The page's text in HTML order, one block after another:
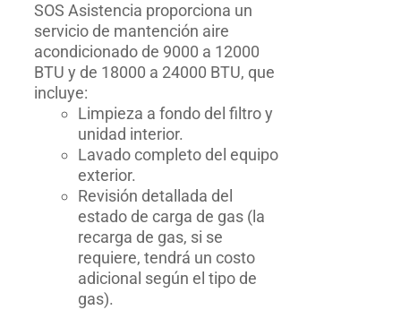
SOS Asistencia proporciona un
servicio de mantención aire
acondicionado de 9000 a 12000
BTU y de 18000 a 24000 BTU, que
incluye:
Limpieza a fondo del filtro y
unidad interior.
Lavado completo del equipo
exterior.
Revisión detallada del
estado de carga de gas (la
recarga de gas, si se
requiere, tendrá un costo
adicional según el tipo de
gas).